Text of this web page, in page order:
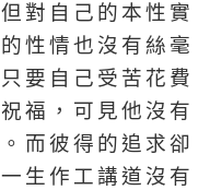
對自己的本性實
性情也沒有絲毫
要自己受苦花費
福，可見他沒有
而彼得的追求卻
生作工講道沒有